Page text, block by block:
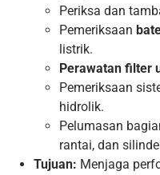
Periksa dan
Pemeriksaan
listrik.
Perawatan filter
Pemeriksaan
hidrolik.
Pelumasan
rantai, dan
Tujuan: Menjaga